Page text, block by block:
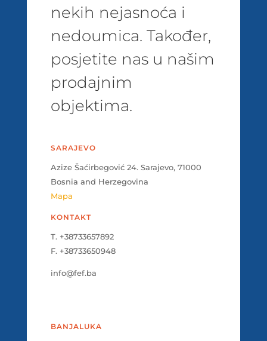
nekih nejasnoća i
nedoumica. Također,
posjetite nas u našim
prodajnim
objektima.
SARAJEVO
Azize Šaćirbegović 24. Sarajevo, 71000
Bosnia and Herzegovina
Mapa
KONTAKT
T. +38733657892
F. +38733650948
info@fef.ba
BANJALUKA